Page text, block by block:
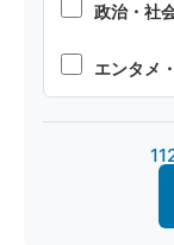
オープン
マルチモ
政治・社
エンタメ
製造・デ